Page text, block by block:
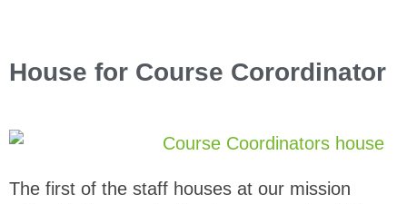
House for Course Corordinator
The first of the staff houses at our mission